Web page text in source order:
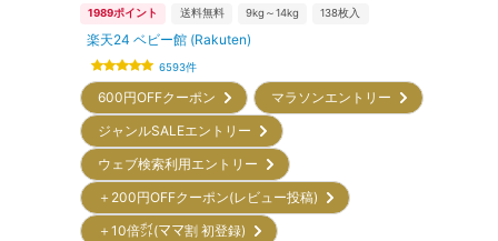
1989ポイント 送料無料 9kg～14kg 138枚入
楽天24 ベビー館 (Rakuten)
6593件
600円OFFクーポン
マラソンエントリー
ジャンルSALEエントリー
ウェブ検索利用エントリー
＋200円OFFクーポン(レビュー投稿)
＋10倍㌽(ママ割 初登録)